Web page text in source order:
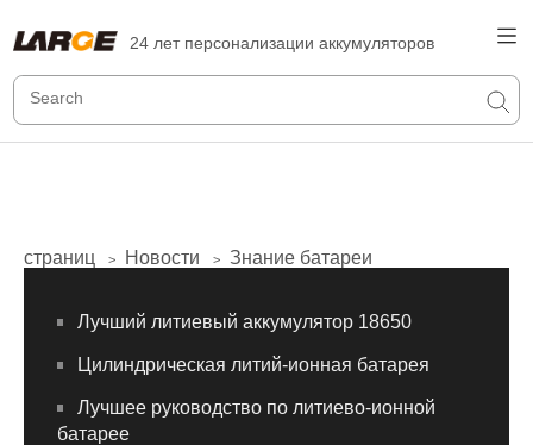
24 лет персонализации аккумуляторов
страниц > Новости > Знание батареи
Лучший литиевый аккумулятор 18650
Цилиндрическая литий-ионная батарея
Лучшее руководство по литиево-ионной
батарее